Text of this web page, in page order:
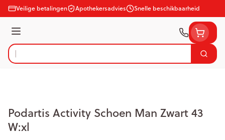
Ga naar de inhoud
Veilige betalingen Apothekersadvies Snelle beschikbaarheid
Menu
Product, merk, categorie...
Zoek
Podartis Activity Schoen Man Zwart 43
W:xl